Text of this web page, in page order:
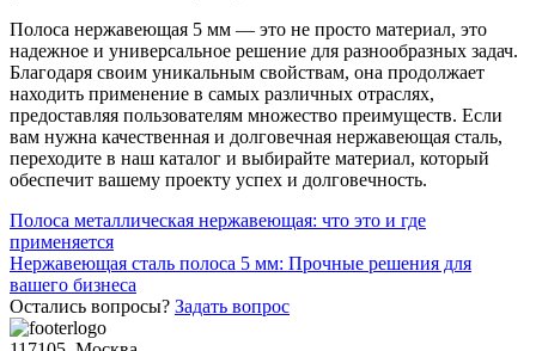
Полоса нержавеющая 5 мм — это не просто материал, это
надежное и универсальное решение для разнообразных задач.
Благодаря своим уникальным свойствам, она продолжает
находить применение в самых различных отраслях,
предоставляя пользователям множество преимуществ. Если
вам нужна качественная и долговечная нержавеющая сталь,
переходите в наш каталог и выбирайте материал, который
обеспечит вашему проекту успех и долговечность.
Навигация
по
записям
Полоса металлическая нержавеющая: что это и где
применяется
Нержавеющая сталь полоса 5 мм: Прочные решения для
вашего бизнеса
Остались вопросы? Задать вопрос